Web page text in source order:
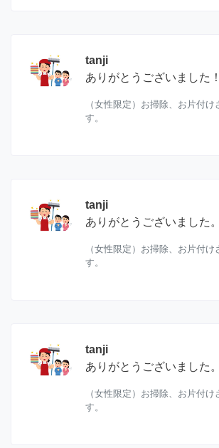
tanji
ありがとうございました！
（女性限定）お掃除、お片付け
す。
tanji
ありがとうございました。
（女性限定）お掃除、お片付け
す。
tanji
ありがとうございました。
（女性限定）お掃除、お片付け
す。